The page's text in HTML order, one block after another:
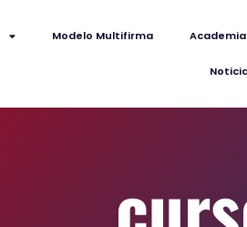
Modelo Multifirma